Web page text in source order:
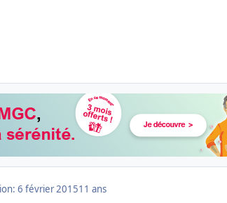
6 février 201511 ans